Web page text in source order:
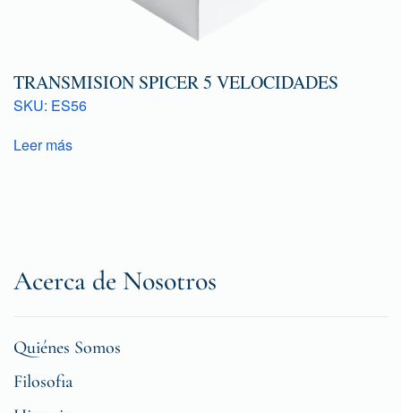
TRANSMISION SPICER 5 VELOCIDADES
SKU: ES56
Leer más
Acerca de Nosotros
Quiénes Somos
Filosofia